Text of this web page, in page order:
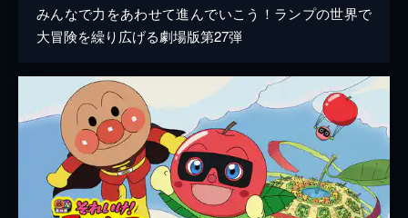
みんなで力をあわせて進んでいこう！ランプの世界で
大冒険を繰り広げる劇場版第27弾